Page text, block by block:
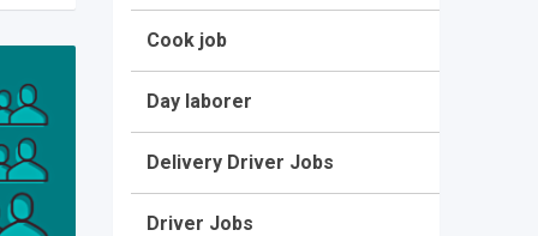
Cook job
Day laborer
Delivery Driver Jobs
Driver Jobs